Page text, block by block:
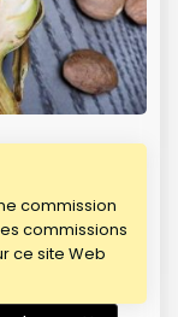
commission
commissions
ce site Web